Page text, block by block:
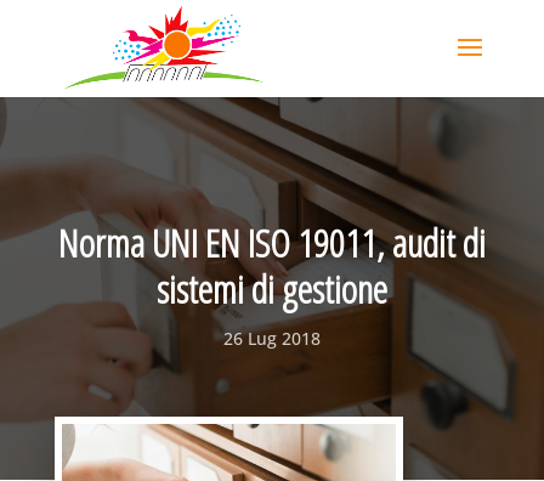
Norma UNI EN ISO 19011, audit di
sistemi di gestione
26 Lug 2018